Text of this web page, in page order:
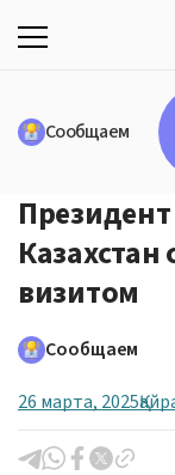
Сообщаем
визитом
Сообщаем
26 марта, 2025